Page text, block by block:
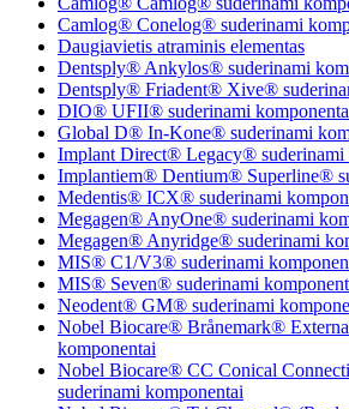
Camlog® Conelog® suderinami
Daugiavietis atraminis elementas
Dentsply® Ankylos® suderinami
Dentsply® Friadent® Xive®
DIO® UFII® suderinami
Global D® In-Kone® suderinami
Implant Direct® Legacy® suderinami
Implantiem® Dentium® Superline®
Medentis® ICX® suderinami
Megagen® AnyOne® suderinami
Megagen® Anyridge® suderinami
MIS® C1/V3® suderinami
MIS® Seven® suderinami
Neodent® GM® suderinami
Nobel Biocare® Brånemark®
komponentai
Nobel Biocare® CC Conical
suderinami komponentai